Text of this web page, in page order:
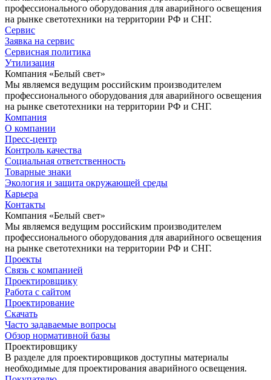
профессионального оборудования для аварийного освещения
на рынке светотехники на территории РФ и СНГ.
Сервис
Заявка на сервис
Сервисная политика
Утилизация
Компания «Белый свет»
Мы являемся ведущим российским производителем
профессионального оборудования для аварийного освещения
на рынке светотехники на территории РФ и СНГ.
Компания
О компании
Пресс-центр
Контроль качества
Социальная ответственность
Товарные знаки
Экология и защита окружающей среды
Карьера
Контакты
Компания «Белый свет»
Мы являемся ведущим российским производителем
профессионального оборудования для аварийного освещения
на рынке светотехники на территории РФ и СНГ.
Проекты
Связь с компанией
Проектировщику
Работа с сайтом
Проектирование
Скачать
Часто задаваемые вопросы
Обзор нормативной базы
Проектировщику
В разделе для проектировщиков доступны материалы
необходимые для проектирования аварийного освещения.